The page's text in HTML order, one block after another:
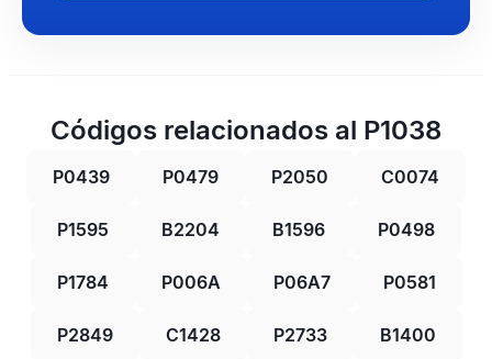
Códigos relacionados al P1038
P0439 P0479 P2050 C0074
P1595 B2204 B1596 P0498
P1784 P006A P06A7 P0581
P2849 C1428 P2733 B1400